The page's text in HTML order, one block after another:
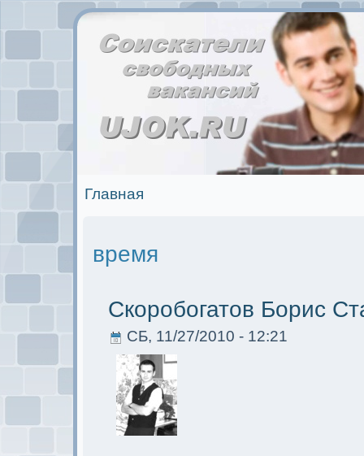
Главная
время
Скоробогатов Борис
СБ, 11/27/2010 - 12:21